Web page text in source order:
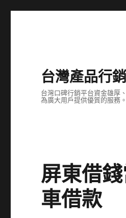
台灣產品行
台灣口碑行銷平台資金雄厚
為廣大用戶提供優質的服務。
屏東借
車借款